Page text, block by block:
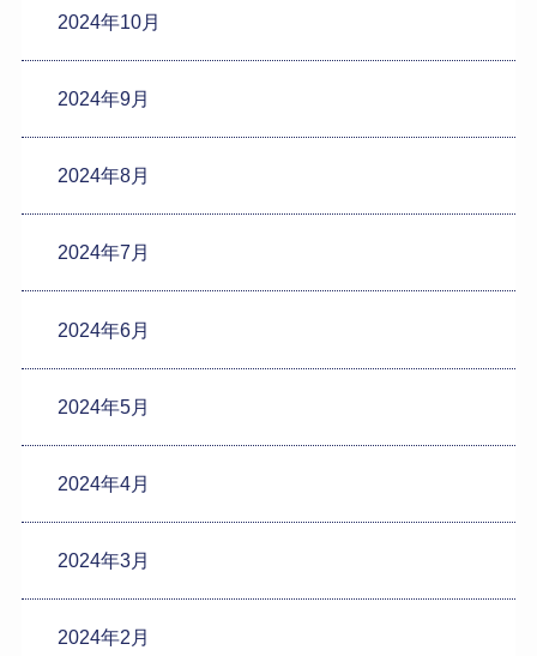
2024年10月
2024年9月
2024年8月
2024年7月
2024年6月
2024年5月
2024年4月
2024年3月
2024年2月